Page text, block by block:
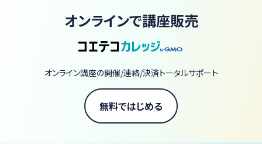
オンラインで講座販売
オンライン講座の開催/連絡/決済トータルサポート
無料ではじめる